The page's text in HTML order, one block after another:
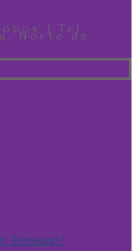
| Tel
Norte de
Teresiano?